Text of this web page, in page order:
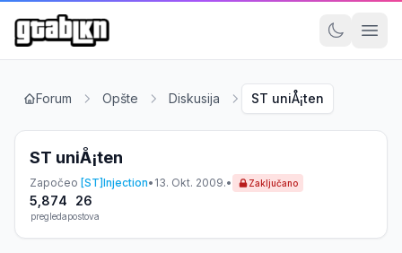
Forum Opšte Diskusija ST uniÅ¡ten
ST uniÅ¡ten
Započeo [ST]Injection• 13. Okt. 2009.• Zaključano
5,874
pregleda
26
postova